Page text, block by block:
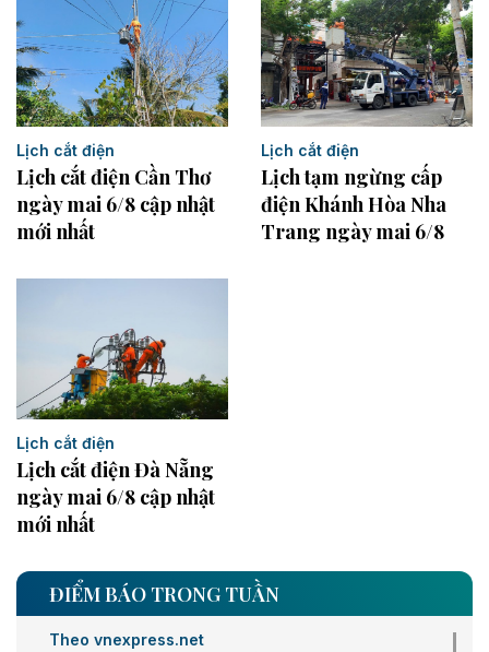
Lịch cắt điện
Lịch cắt điện Cần Thơ
ngày mai 6/8 cập nhật
mới nhất
Lịch cắt điện
Lịch tạm ngừng cấp
điện Khánh Hòa Nha
Trang ngày mai 6/8
Lịch cắt điện
Lịch cắt điện Đà Nẵng
ngày mai 6/8 cập nhật
mới nhất
ĐIỂM BÁO TRONG TUẦN
Theo vnexpress.net